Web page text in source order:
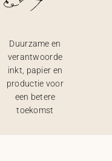
Duurzame en
verantwoorde
inkt, papier en
productie voor
een betere
toekomst